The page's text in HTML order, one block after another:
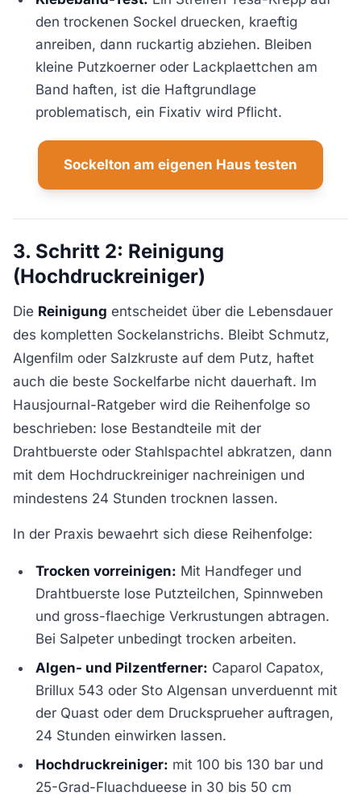
den trockenen Sockel druecken, kraeftig
anreiben, dann ruckartig abziehen. Bleiben
kleine Putzkoerner oder Lackplaettchen am
Band haften, ist die Haftgrundlage
problematisch, ein Fixativ wird Pflicht.
Sockelton am eigenen Haus testen
3. Schritt 2: Reinigung
(Hochdruckreiniger)
Die Reinigung entscheidet über die Lebensdauer
des kompletten Sockelanstrichs. Bleibt Schmutz,
Algenfilm oder Salzkruste auf dem Putz, haftet
auch die beste Sockelfarbe nicht dauerhaft. Im
Hausjournal-Ratgeber wird die Reihenfolge so
beschrieben: lose Bestandteile mit der
Drahtbuerste oder Stahlspachtel abkratzen, dann
mit dem Hochdruckreiniger nachreinigen und
mindestens 24 Stunden trocknen lassen.
In der Praxis bewaehrt sich diese Reihenfolge:
Trocken vorreinigen: Mit Handfeger und
Drahtbuerste lose Putzteilchen, Spinnweben
und gross-flaechige Verkrustungen abtragen.
Bei Salpeter unbedingt trocken arbeiten.
Algen- und Pilzentferner: Caparol Capatox,
Brillux 543 oder Sto Algensan unverduennt mit
der Quast oder dem Drucksprueher auftragen,
24 Stunden einwirken lassen.
Hochdruckreiniger: mit 100 bis 130 bar und
25-Grad-Fluachdueese in 30 bis 50 cm